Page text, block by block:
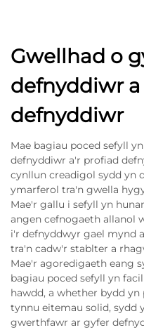
Gwellhad o
defnyddiwr
defnyddiwr
Mae bagiau poced sefyll
defnyddiwr a'r profiad
cynllun creadigol sydd yn
ymarferol tra'n gwella
Mae'r gallu i sefyll yn
angen cefnogaeth allanol
i'r defnyddwyr gael mynd
tra'n cadw'r stablter a
Mae'r agoredigaeth eang
bagiau poced sefyll yn
hawdd, a whether bydd
tynnu eitemau solid, sydd
gwerthfawr ar gyfer